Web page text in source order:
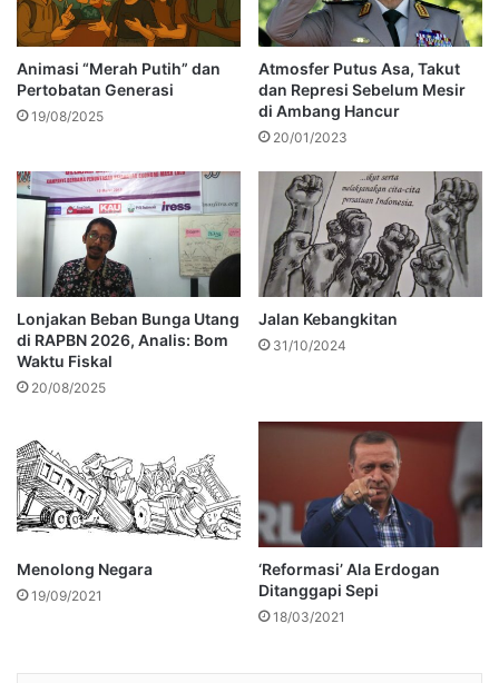
Animasi “Merah Putih” dan
Pertobatan Generasi
19/08/2025
Atmosfer Putus Asa, Takut
dan Represi Sebelum Mesir
di Ambang Hancur
20/01/2023
Lonjakan Beban Bunga Utang
di RAPBN 2026, Analis: Bom
Waktu Fiskal
20/08/2025
Jalan Kebangkitan
31/10/2024
Menolong Negara
19/09/2021
‘Reformasi’ Ala Erdogan
Ditanggapi Sepi
18/03/2021